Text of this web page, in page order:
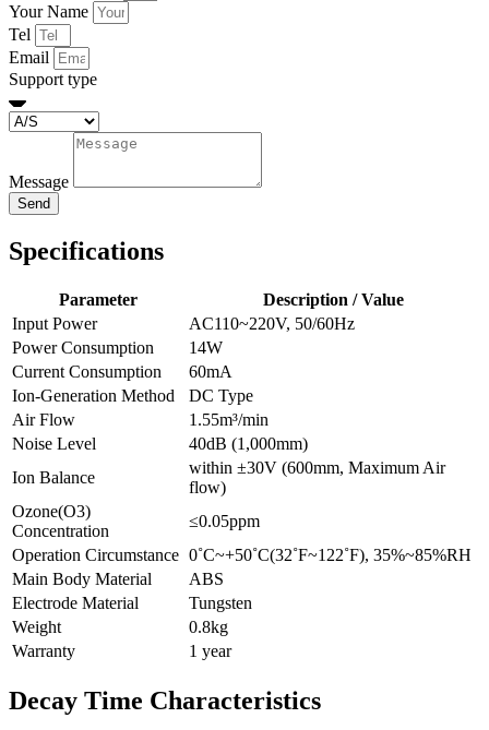
Your Name
Tel
Email
Support type
Message
Send
Specifications
Parameter
Description / Value
Input Power
AC110~220V, 50/60Hz
Power Consumption
14W
Current Consumption
60mA
Ion-Generation Method
DC Type
Air Flow
1.55m³/min
Noise Level
40dB (1,000mm)
Ion Balance
within ±30V (600mm, Maximum Air
flow)
Ozone(O3)
Concentration
≤0.05ppm
Operation Circumstance 0˚C~+50˚C(32˚F~122˚F), 35%~85%RH
Main Body Material
ABS
Electrode Material
Tungsten
Weight
0.8kg
Warranty
1 year
Decay Time Characteristics